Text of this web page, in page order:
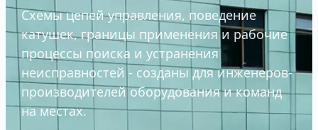
Схемы цепей управления, поведение
катушек, границы применения и рабочие
процессы поиска и устранения
неисправностей - созданы для инженеров-
производителей оборудования и команд
на местах.